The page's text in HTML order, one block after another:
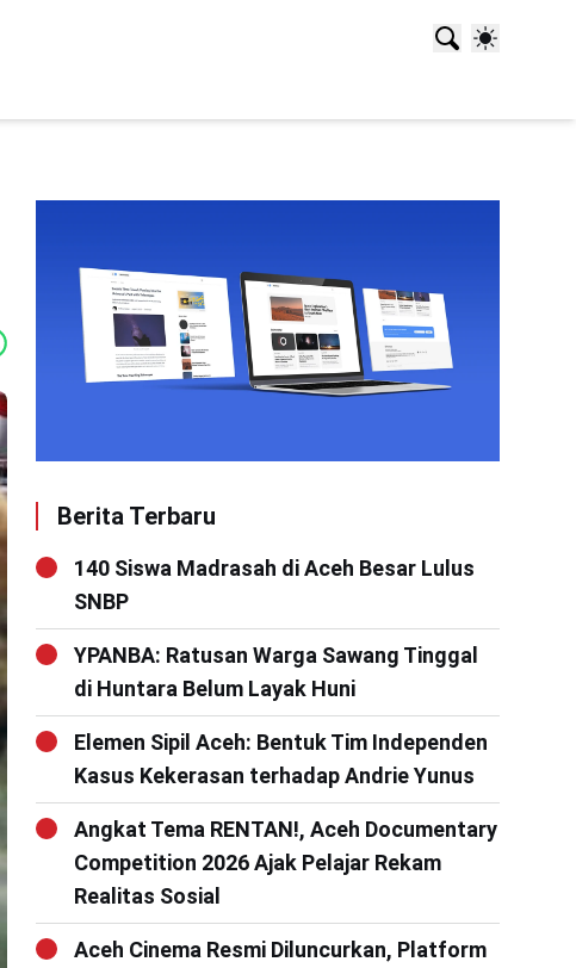
Berita Terbaru
140 Siswa Madrasah di Aceh Besar Lulus
SNBP
YPANBA: Ratusan Warga Sawang Tinggal
di Huntara Belum Layak Huni
Elemen Sipil Aceh: Bentuk Tim Independen
Kasus Kekerasan terhadap Andrie Yunus
Angkat Tema RENTAN!, Aceh Documentary
Competition 2026 Ajak Pelajar Rekam
Realitas Sosial
Aceh Cinema Resmi Diluncurkan, Platform